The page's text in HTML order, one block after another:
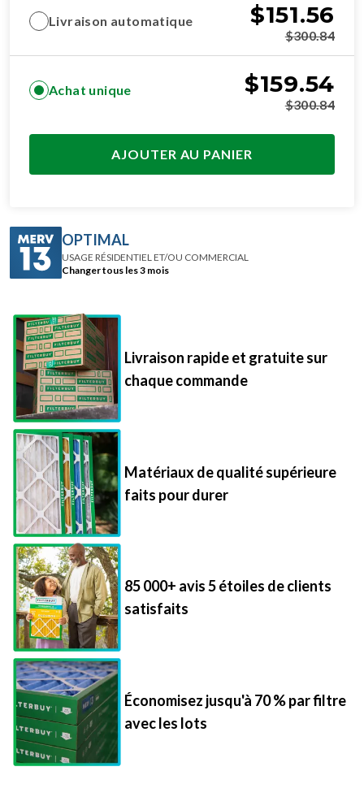
Livraison automatique $151.56
$300.84
Achat unique $159.54
$300.84
AJOUTER AU PANIER
OPTIMAL
USAGE RÉSIDENTIEL ET/OU COMMERCIAL
Changer tous les 3 mois
Livraison rapide et gratuite sur
chaque commande
Matériaux de qualité supérieure
faits pour durer
85 000+ avis 5 étoiles de clients
satisfaits
Économisez jusqu'à 70 % par filtre
avec les lots